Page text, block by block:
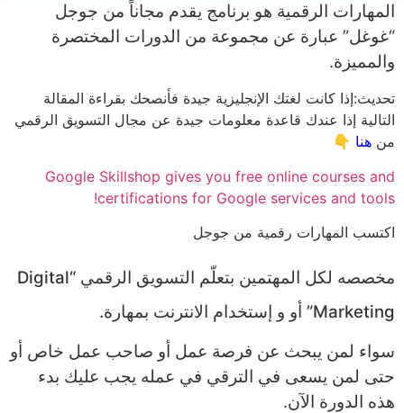
المهارات الرقمية هو برنامج يقدم مجاناً من جوجل
“غوغل” عبارة عن مجموعة من الدورات المختصرة
والمميزة.
تحديث:إذا كانت لغتك الإنجليزية جيدة فأنصحك بقراءة المقالة
التالية إذا عندك قاعدة معلومات جيدة عن مجال التسويق الرقمي
من هنا 👇
Google Skillshop gives you free online courses and
certifications for Google services and tools!
اكتسب المهارات رقمية من جوجل
مخصصه لكل المهتمين بتعلّم التسويق الرقمي “Digital
Marketing” أو و إستخدام الانترنت بمهارة.
سواء لمن يبحث عن فرصة عمل أو صاحب عمل خاص أو
حتى لمن يسعى في الترقي في عمله يجب عليك بدء
هذه الدورة الآن.